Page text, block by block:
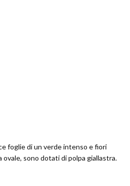
foglie di un verde intenso e fiori
sono dotati di polpa giallastra.